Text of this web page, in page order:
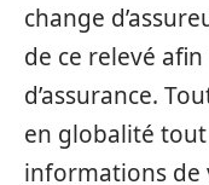
change
de ce relevé
d’assurance.
en globalité
informations de